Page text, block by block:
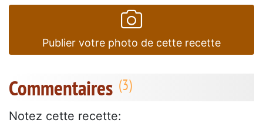
Publier votre photo de cette recette
Commentaires
Notez cette recette: